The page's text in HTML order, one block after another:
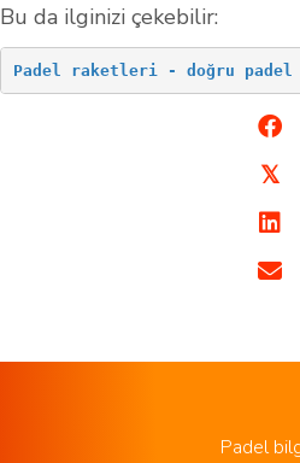
Bu da ilginizi çekebilir:
Padel raketleri - doğru
𝕏
Padel